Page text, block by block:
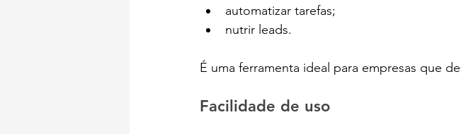
automatizar tarefas;
nutrir leads.
É uma ferramenta ideal para empresas que
Facilidade de uso